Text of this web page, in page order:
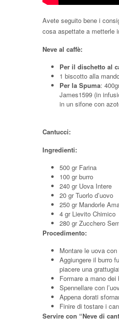
Avete seguito bene i
cosa aspettate a metterle
Neve al caffè:
Per il dischetto al
1 biscotto alla
Per la Spuma:
James1599 (in
in un sifone con
Cantucci:
Ingredienti:
500 gr Farina
100 gr burro
240 gr Uova Intere
20 gr Tuorlo d’uovo
250 gr Mandorle
4 gr Lievito Chimico
280 gr Zucchero
Procedimento:
Montare le uova
Aggiungere il burro
piacere una
Formare a mano dei
Spennellare con
Appena dorati
Finire di tostare i
Servire con “Neve di